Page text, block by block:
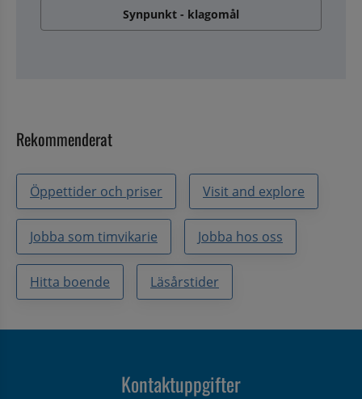
Synpunkt - klagomål
Rekommenderat
Öppettider och priser Visit and explore
Jobba som timvikarie Jobba hos oss
Hitta boende Läsårstider
Kontaktuppgifter